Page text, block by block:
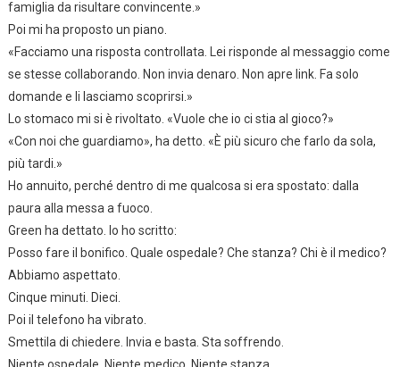
famiglia da risultare convincente.»
Poi mi ha proposto un piano.
«Facciamo una risposta controllata. Lei risponde al messaggio come
se stesse collaborando. Non invia denaro. Non apre link. Fa solo
domande e li lasciamo scoprirsi.»
Lo stomaco mi si è rivoltato. «Vuole che io ci stia al gioco?»
«Con noi che guardiamo», ha detto. «È più sicuro che farlo da sola,
più tardi.»
Ho annuito, perché dentro di me qualcosa si era spostato: dalla
paura alla messa a fuoco.
Green ha dettato. Io ho scritto:
Posso fare il bonifico. Quale ospedale? Che stanza? Chi è il medico?
Abbiamo aspettato.
Cinque minuti. Dieci.
Poi il telefono ha vibrato.
Smettila di chiedere. Invia e basta. Sta soffrendo.